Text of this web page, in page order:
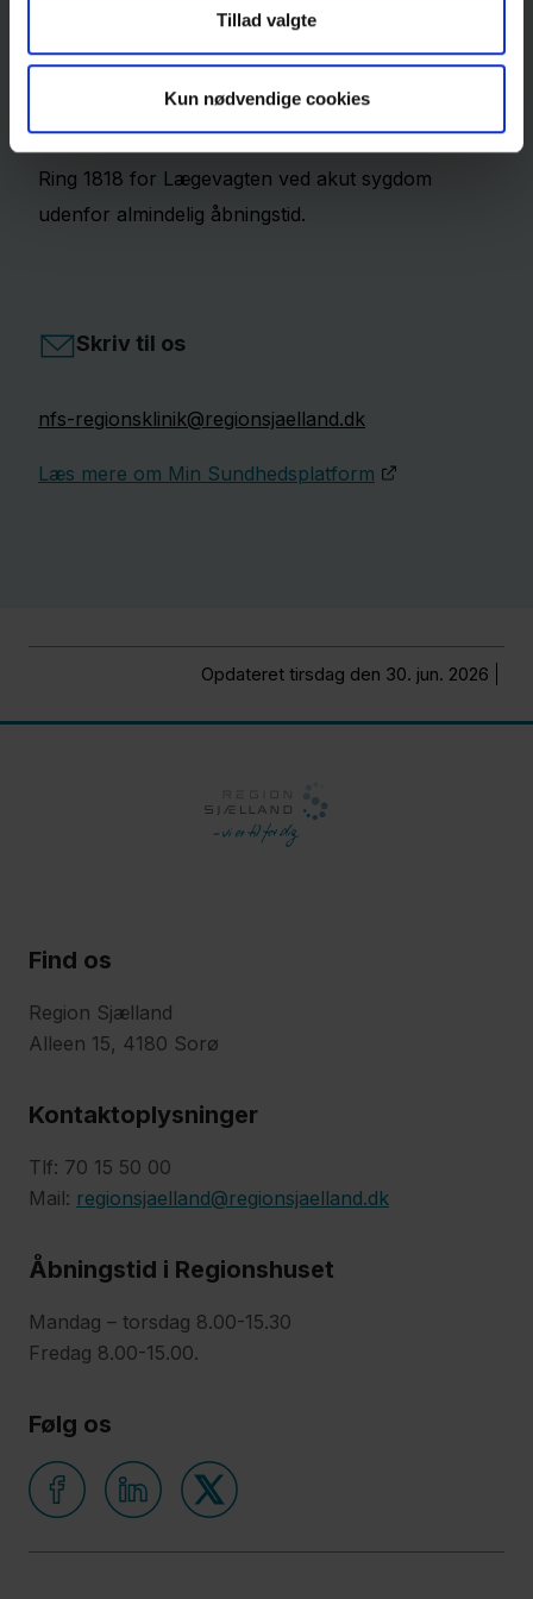
Tillad valgte
Kun nødvendige cookies
Så kan vi indkalde en anden patient og undgå
lange ventetider.​​​​​​​​​​
Ring 1818 for Lægevagten ved akut sygdom
udenfor almindelig åbningstid.
Skriv til os
nfs-regionsklinik@regionsjaelland.dk
Læs mere om Min Sundhedsplatform
Opdateret tirsdag den 30. jun. 2026
Find os
Region Sjælland
Alleen 15, 4180 Sorø
Kontaktoplysninger
Tlf: 70 15 50 00
Mail: regionsjaelland@regionsjaelland.dk
Åbningstid i Regionshuset
Mandag – torsdag 8.00-15.30
Fredag 8.00-15.00.
Følg os